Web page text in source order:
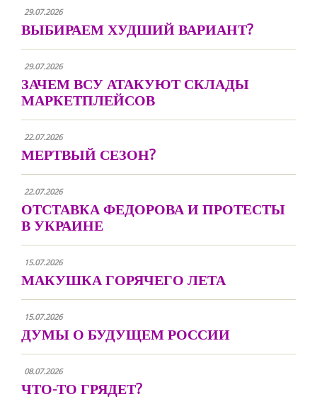
29.07.2026
ВЫБИРАЕМ ХУДШИЙ ВАРИАНТ?
29.07.2026
ЗАЧЕМ ВСУ АТАКУЮТ СКЛАДЫ
МАРКЕТПЛЕЙСОВ
22.07.2026
МЕРТВЫЙ СЕЗОН?
22.07.2026
ОТСТАВКА ФЕДОРОВА И ПРОТЕСТЫ
В УКРАИНЕ
15.07.2026
МАКУШКА ГОРЯЧЕГО ЛЕТА
15.07.2026
ДУМЫ О БУДУЩЕМ РОССИИ
08.07.2026
ЧТО-ТО ГРЯДЕТ?